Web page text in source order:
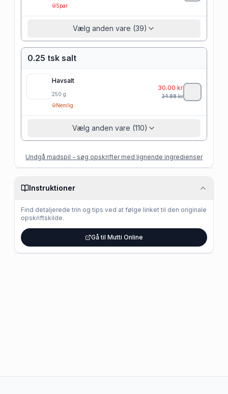
Spar
Vælg anden vare (39)
0.25 tsk salt
Havsalt
250 g
Nemlig
30.00 kr
34.88kr
Vælg anden vare (110)
Undgå madspil - søg opskrifter med lignende ingredienser
Instruktioner
Find detaljerede trin og tips ved at følge linket til den originale
opskriftskilde.
Gå til Mutti Online